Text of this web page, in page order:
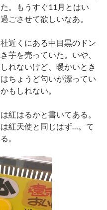
。もうすぐ11月とはい
ごさせて欲しいなあ。
近くにある中目黒のドン
芋を売っていた。いや、
れないけど、暖かいとき
ちょうど匂いが漂ってい
もしれない。
紅はるかと書いてある。
紅天使と同じはず…。て
。